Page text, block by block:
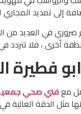
إلى تمديد
ضروري في العديد من
أخرى ، فلا تتردد
فطيرة
معفني صحي جمعية
مثل الدقة